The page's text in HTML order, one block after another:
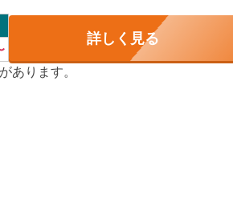
詳しく見る
あります。